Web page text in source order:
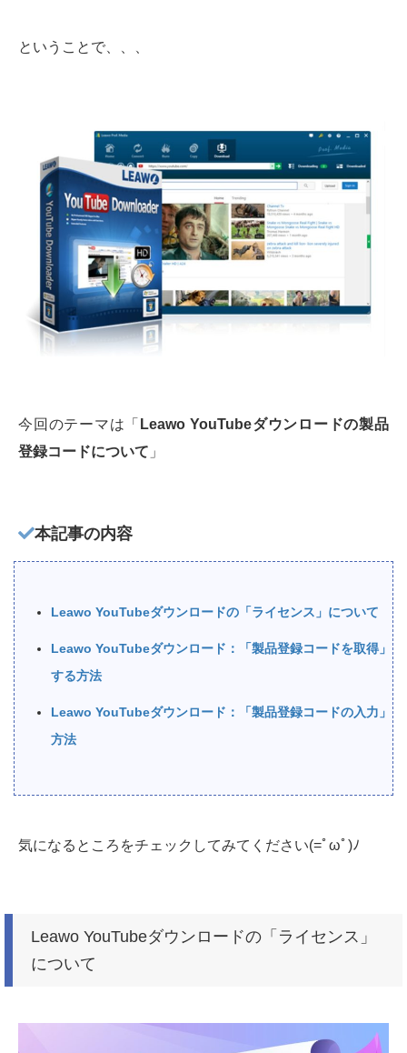
ということで、、、
今回のテーマは「 Leawo YouTubeダウンロードの製品
登録コードについて 」
本記事の内容
Leawo YouTubeダウンロードの「ライセンス」について
Leawo YouTubeダウンロード：「製品登録コードを取得」
する方法
Leawo YouTubeダウンロード：「製品登録コードの入力」
方法
気になるところをチェックしてみてください(=ﾟωﾟ)ﾉ
Leawo YouTubeダウンロードの「ライセンス」
について